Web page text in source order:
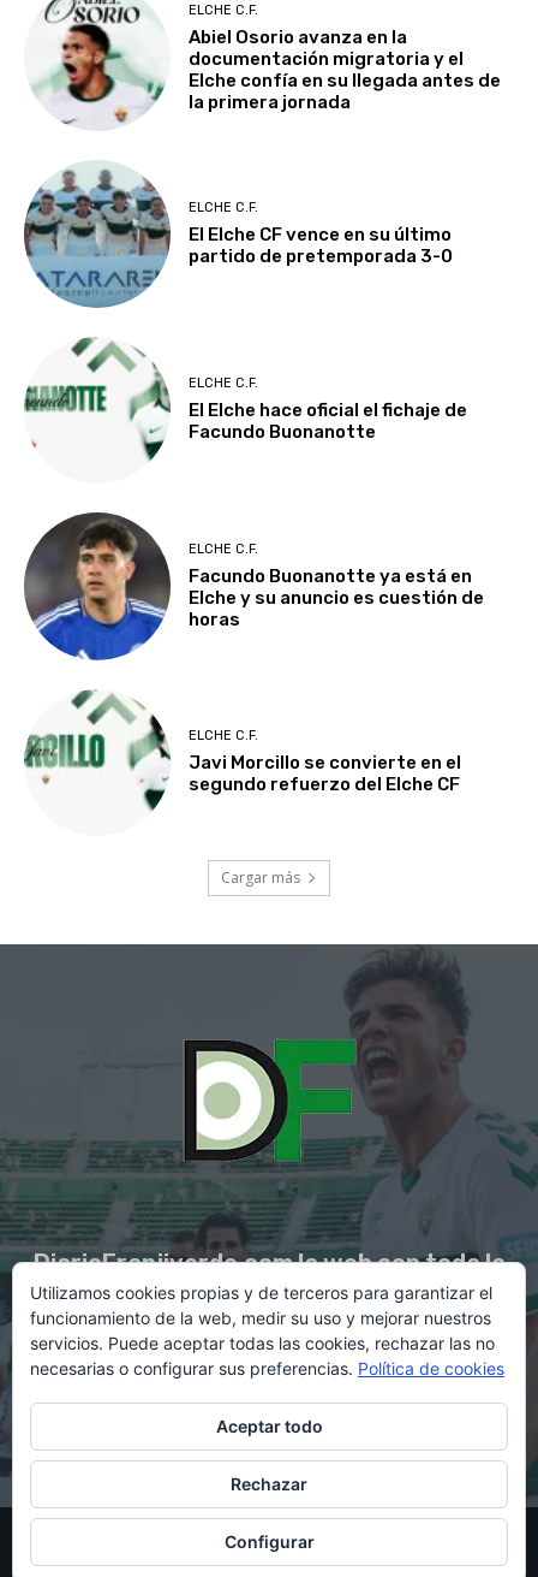
ELCHE C.F.
Abiel Osorio avanza en la
documentación migratoria y el
Elche confía en su llegada antes de
la primera jornada
ELCHE C.F.
El Elche CF vence en su último
partido de pretemporada 3-0
ELCHE C.F.
El Elche hace oficial el fichaje de
Facundo Buonanotte
ELCHE C.F.
Facundo Buonanotte ya está en
Elche y su anuncio es cuestión de
horas
ELCHE C.F.
Javi Morcillo se convierte en el
segundo refuerzo del Elche CF
Cargar más
DiarioFranjiverde.com la web con toda la
información del Elche C.F.
Contacto en:diario@franjiverde.com
© Copyright 2021 - Gestión y diseño por Rubén Maestre
Política de cookies Política de privacidad
Utilizamos cookies propias y de terceros para garantizar el
funcionamiento de la web, medir su uso y mejorar nuestros
servicios. Puede aceptar todas las cookies, rechazar las no
necesarias o configurar sus preferencias. Política de cookies
Aceptar todo
Rechazar
Configurar